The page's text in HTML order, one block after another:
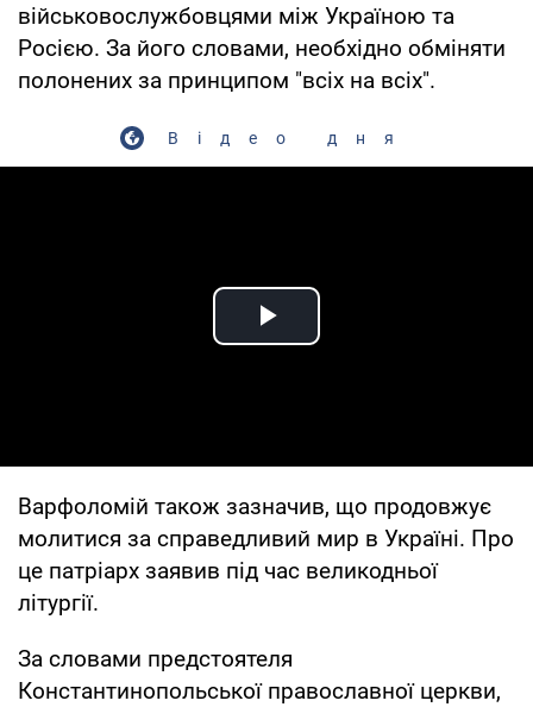
військовослужбовцями між Україною та
Росією. За його словами, необхідно обміняти
полонених за принципом "всіх на всіх".
Відео дня
Play Video
Варфоломій також зазначив, що продовжує
молитися за справедливий мир в Україні. Про
це патріарх заявив під час великодньої
літургії.
За словами предстоятеля
Константинопольської православної церкви,